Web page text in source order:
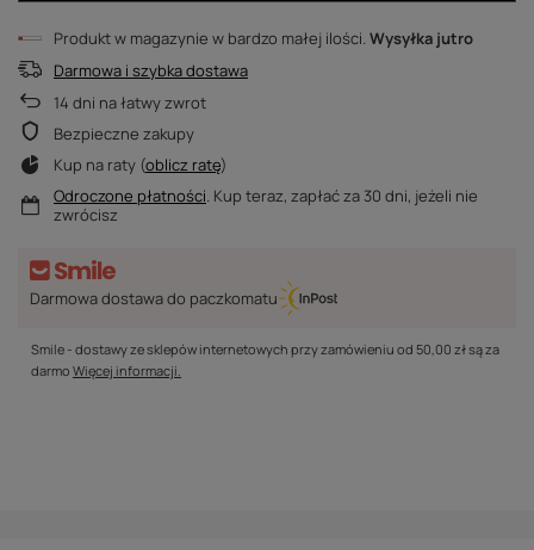
Produkt w magazynie w bardzo małej ilości Wysyłka jutro
Darmowa i szybka dostawa
14 dni na łatwy zwrot
Bezpieczne zakupy
Kup na raty (oblicz ratę)
Odroczone płatności. Kup teraz, zapłać za 30 dni, jeżeli nie
zwrócisz
Darmowa dostawa do paczkomatu
Smile - dostawy ze sklepów internetowych przy zamówieniu od 50,00 złsą za
darmo Więcej informacji.